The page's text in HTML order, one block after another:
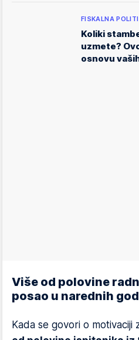
FISKALNA
Koliki
uzmete?
osnovu
Više od polovine
posao u narednih
Kada se govori o motivaciji